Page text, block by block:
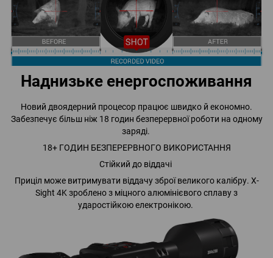
Наднизьке енергоспоживання
Новий двоядерний процесор працює швидко й економно.
Забезпечує більш ніж 18 годин безперервної роботи на одному
заряді.
18+ ГОДИН БЕЗПЕРЕРВНОГО ВИКОРИСТАННЯ
Стійкий до віддачі
Приціл може витримувати віддачу зброї великого калібру. X-
Sight 4K зроблено з міцного алюмінієвого сплаву з
ударостійкою електронікою.